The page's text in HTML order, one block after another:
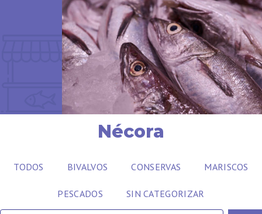
Nécora
TODOS BIVALVOS CONSERVAS MARISCOS
PESCADOS SIN CATEGORIZAR